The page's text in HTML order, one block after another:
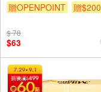
贈OPENPOINT
贈$200
$ 78
$63